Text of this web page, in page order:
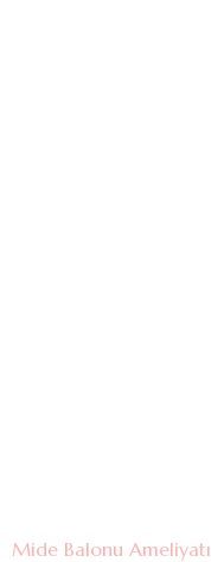
Mide Balonu Ameliyatı